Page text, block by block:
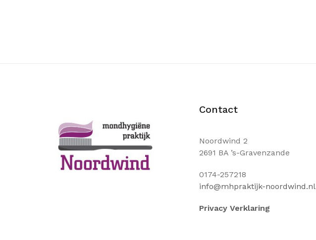
Contact
Noordwind 2
2691 BA ’s-Gravenzande
0174-257218
info@mhpraktijk-noordwind.nl
Privacy Verklaring